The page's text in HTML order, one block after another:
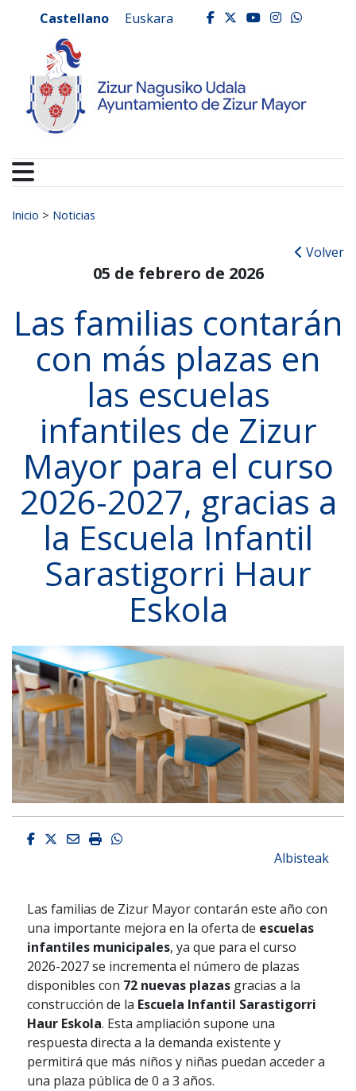
Ayuntamiento de
Castellano Euskara facebook
twitter
youtube
Buscar:
Inicio > Noticias
Volver
05 de febrero de 2026
Las familias contarán
con más plazas en
las escuelas
infantiles de Zizur
Mayor para el curso
2026-2027, gracias a
la Escuela Infantil
Sarastigorri Haur
Eskola
Facebook
Twitter
EmailImprimirWhatsapp
Albisteak
Las familias de Zizur Mayorcontarán este año con
una importante mejora en la oferta de escuelas
infantiles municipales, ya que para el curso
2026-2027 se incrementa el número de plazas
disponibles con 72 nuevas plazasgracias a la
construcción de la Escuela Infantil Sarastigorri
Haur Eskola. Esta ampliación supone una
respuesta directa a la demanda existente y
permitirá que más niños y niñas puedan acceder a
una plaza pública de 0 a 3 años.